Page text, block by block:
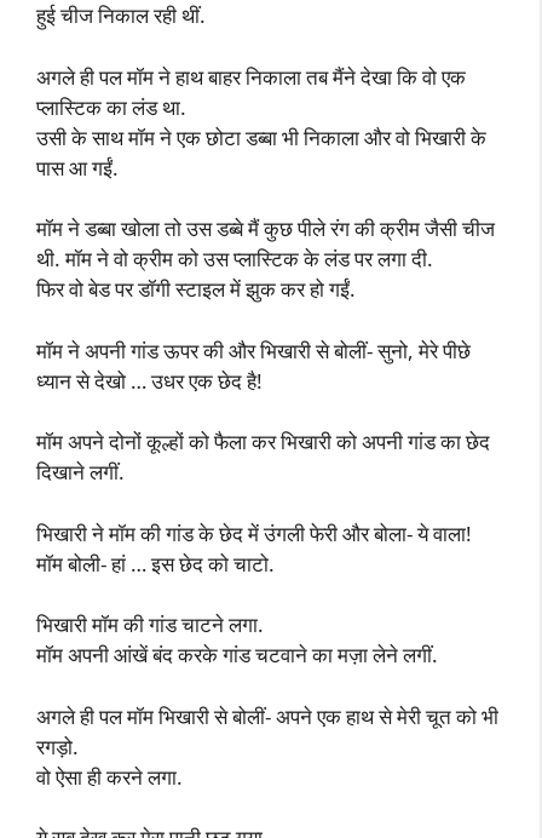
हुई चीज निकाल रही थीं.
अगले ही पल मॉम ने हाथ बाहर निकाला तब मैंने देखा कि वो एक
प्लास्टिक का लंड था.
उसी के साथ मॉम ने एक छोटा डब्बा भी निकाला और वो भिखारी के
पास आ गईं.
मॉम ने डब्बा खोला तो उस डब्बे मैं कुछ पीले रंग की क्रीम जैसी चीज
थी. मॉम ने वो क्रीम को उस प्लास्टिक के लंड पर लगा दी.
फिर वो बेड पर डॉगी स्टाइल में झुक कर हो गईं.
मॉम ने अपनी गांड ऊपर की और भिखारी से बोलीं- सुनो, मेरे पीछे
ध्यान से देखो … उधर एक छेद है!
मॉम अपने दोनों कूल्हों को फैला कर भिखारी को अपनी गांड का छेद
दिखाने लगीं.
भिखारी ने मॉम की गांड के छेद में उंगली फेरी और बोला- ये वाला!
मॉम बोली- हां … इस छेद को चाटो.
भिखारी मॉम की गांड चाटने लगा.
मॉम अपनी आंखें बंद करके गांड चटवाने का मज़ा लेने लगीं.
अगले ही पल मॉम भिखारी से बोलीं- अपने एक हाथ से मेरी चूत को भी
रगड़ो.
वो ऐसा ही करने लगा.